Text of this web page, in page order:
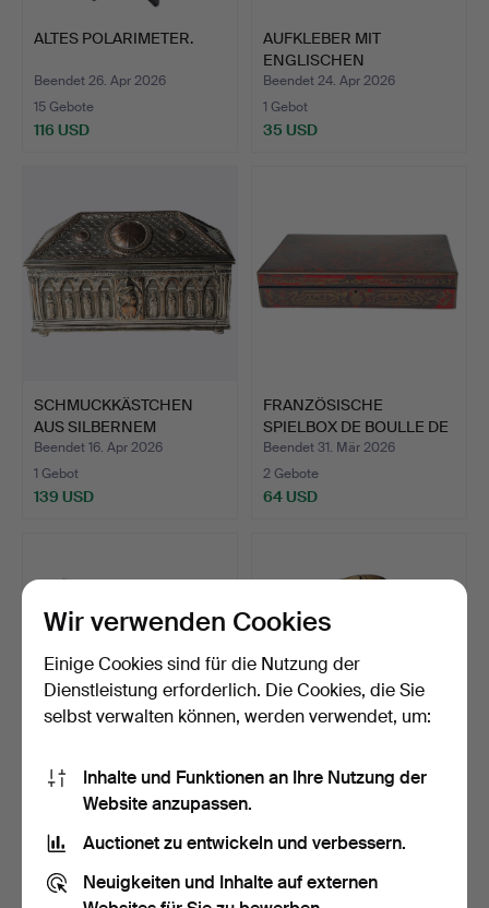
ALTES POLARIMETER.
Beendet 26. Apr 2026
15 Gebote
116 USD
AUFKLEBER MIT
ENGLISCHEN
ZIGARETTEN, SAMME…
Beendet 24. Apr 2026
1 Gebot
35 USD
SCHMUCKKÄSTCHEN
AUS SILBERNEM
FLACHRELIEF …
Beendet 16. Apr 2026
1 Gebot
139 USD
FRANZÖSISCHE
SPIELBOX DE BOULLE DE
MAISON …
Beendet 31. Mär 2026
2 Gebote
64 USD
TELEFONBUCH UND
FOTOALBUM MIT
SILBERNEM EI…
Beendet 31. Mär 2026
1 Gebot
GESCHNITZTES HORN.
17 Gebote
Wir verwenden Cookies
Einige Cookies sind für die Nutzung der
Dienstleistung erforderlich. Die Cookies, die Sie
selbst verwalten können, werden verwendet, um:
Inhalte und Funktionen an Ihre Nutzung der
Website anzupassen.
Auctionet zu entwickeln und verbessern.
Neuigkeiten und Inhalte auf externen